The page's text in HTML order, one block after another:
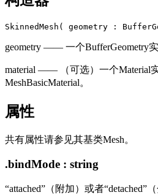
geometry —— 一个BufferGeometry实
material —— （可选）一个Material
MeshBasicMaterial。
属性
共有属性请参见其基类Mesh。
.bindMode : string
“attached”（附加）或者“detached”（